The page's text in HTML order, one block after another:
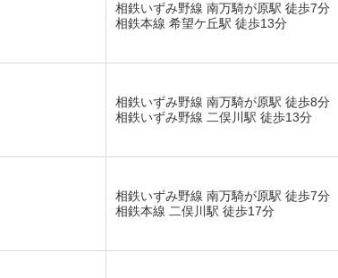
相鉄いずみ野線 南万騎が原駅 徒歩7分
相鉄本線 希望ケ丘駅 徒歩13分
相鉄いずみ野線 南万騎が原駅 徒歩8分
相鉄いずみ野線 二俣川駅 徒歩13分
相鉄いずみ野線 南万騎が原駅 徒歩7分
相鉄本線 二俣川駅 徒歩17分